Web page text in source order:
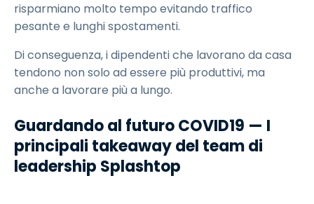
risparmiano molto tempo evitando traffico
pesante e lunghi spostamenti.
Di conseguenza, i dipendenti che lavorano da casa
tendono non solo ad essere più produttivi, ma
anche a lavorare più a lungo.
Guardando al futuro COVID19 — I
principali takeaway del team di
leadership Splashtop